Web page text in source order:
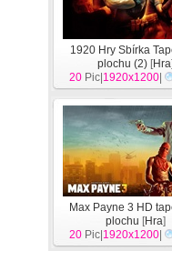
1920 Hry Sbírka
plochu (2) [Hra
20 Pic| 1920x1200
Max Payne 3 HD
plochu [Hra]
20 Pic| 1920x1200